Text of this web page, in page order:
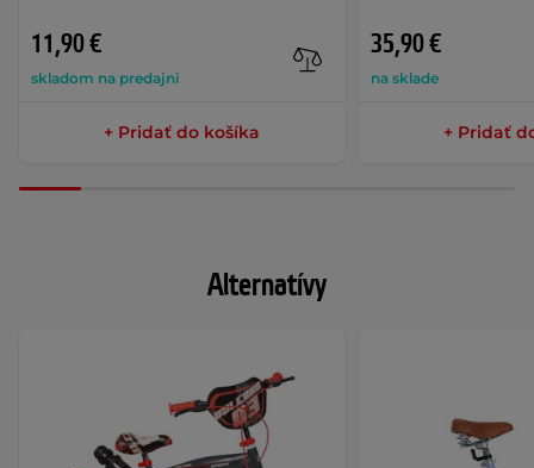
11,90 €
skladom na predajni
+ Pridať do košíka
35,90 €
na sklade
+ Pridať
Alternatívy